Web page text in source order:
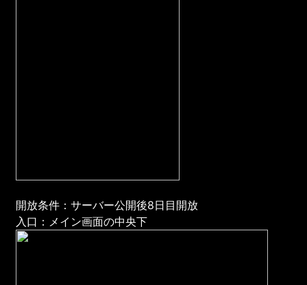
開放条件：サーバー公開後8日目開放
入口：メイン画面の中央下